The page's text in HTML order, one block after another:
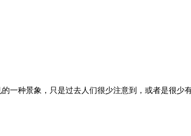
一种景象，只是过去人们很少注意到，或者是很少